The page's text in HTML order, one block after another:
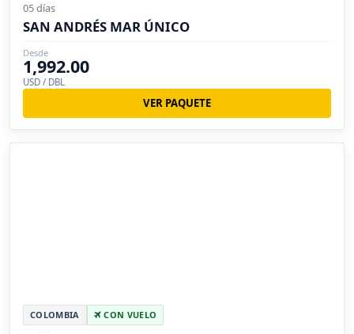
05 días
SAN ANDRÉS MAR ÚNICO
Desde
1,992.00
USD / DBL
VER PAQUETE
COLOMBIA CON VUELO